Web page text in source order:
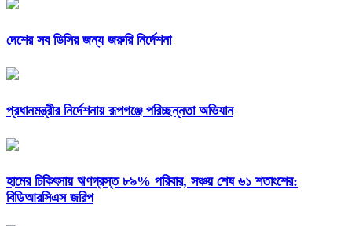
দেশের সব ডিসির জন্য জরুরি নির্দেশনা
প্রধানমন্ত্রীর নির্দেশনায় রূপগঞ্জে পরিচ্ছন্নতা অভিযান
হামের চিকিৎসায় ঋণগ্রস্ত ৮৯% পরিবার, সঞ্চয় শেষ ৬১ শতাংশের:
বিডিআরসিএস জরিপ